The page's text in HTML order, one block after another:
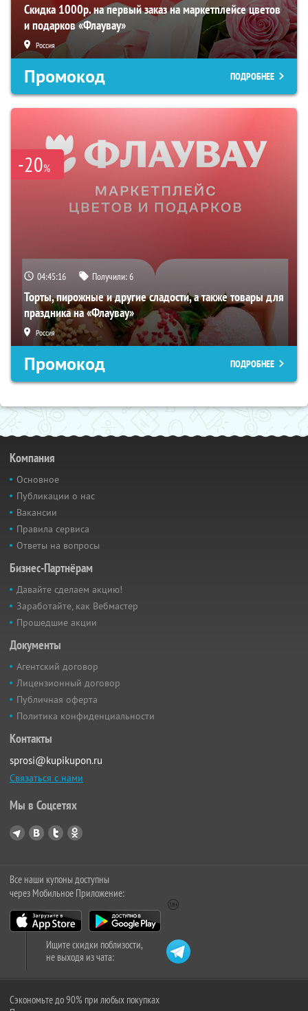
Скидка 1000р. на первый заказ на маркетплейсе цветов
и подарков «Флаувау»
Россия
Промокод ПОДРОБНЕЕ
-20%
04:45:15 Получили:6
Торты, пирожные и другие сладости, а также товары для
праздника на «Флаувау»
Россия
Промокод ПОДРОБНЕЕ
Компания
Основное
Публикации о нас
Вакансии
Правила сервиса
Ответы на вопросы
Бизнес-Партнёрам
Давайте сделаем акцию!
Заработайте, как Вебмастер
Прошедшие акции
Документы
Агентский договор
Лицензионный договор
Публичная оферта
Политика конфиденциальности
Контакты
sprosi@kupikupon.ru
Связаться с нами
Мы в Соцсетях
Все наши купоны доступны
через Мобильное Приложение:
Ищите скидки поблизости,
не выходя из чата:
Сэкономьте до 90% при любых покупках